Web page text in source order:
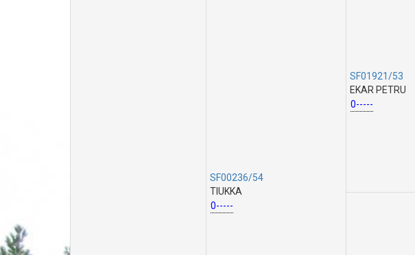
SF00236/54
TIUKKA
0-----
SF01921/53
EKAR PETRU
0-----